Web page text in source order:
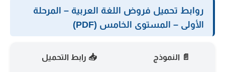
روابط تحميل فروض اللغة العربية – المرحلة
الأولى – المستوى الخامس (PDF)
📄 النموذج 📥 رابط التحميل